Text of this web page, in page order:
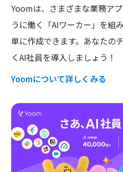
Yoomは、さまざまな業務ア
うに働く「AIワーカー」を組
単に作成できます。あなたの
くAI社員を導入しましょう！
Yoomについて詳しくみる